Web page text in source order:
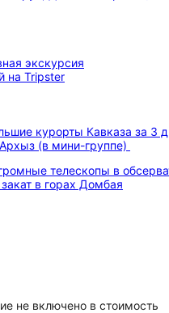
экскурсия
курорты Кавказа за 3
(в мини-группе)
телескопы в
закат в горах Домбая
не включено в стоимость